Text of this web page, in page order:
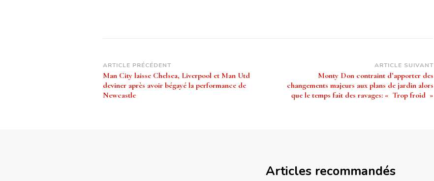
Navigation
d’article
ARTICLE PRÉCÉDENT
Man City laisse Chelsea, Liverpool et Man Utd
deviner après avoir bégayé la performance de
Newcastle
ARTICLE SUIVANT
Monty Don contraint d’apporter des
changements majeurs aux plans de jardin alors
que le temps fait des ravages: « Trop froid »
Articles recommandés